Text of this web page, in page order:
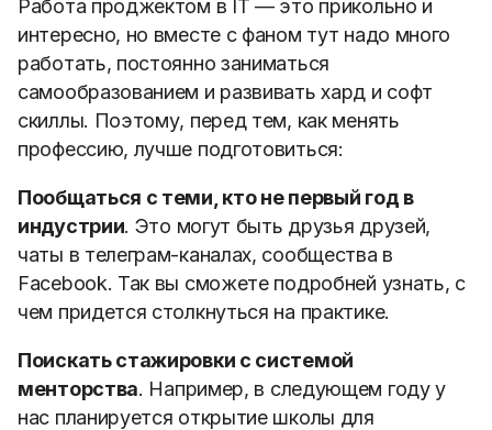
Работа проджектом в IT — это прикольно и
интересно, но вместе с фаном тут надо много
работать, постоянно заниматься
самообразованием и развивать хард и софт
скиллы. Поэтому, перед тем, как менять
профессию, лучше подготовиться:
Пообщаться с теми, кто не первый год в
индустрии. Это могут быть друзья друзей,
чаты в телеграм-каналах, сообщества в
Facebook. Так вы сможете подробней узнать, с
чем придется столкнуться на практике.
Поискать стажировки с системой
менторства. Например, в следующем году у
нас планируется открытие школы для